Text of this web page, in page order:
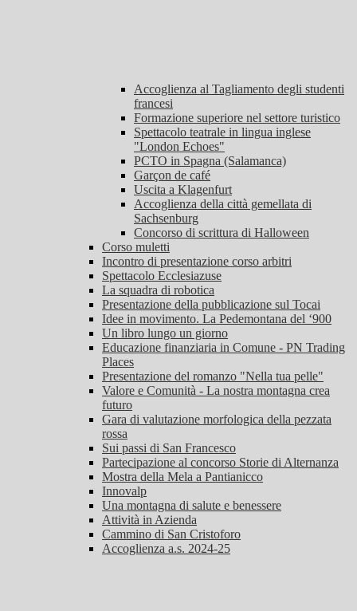
Accoglienza al Tagliamento degli studenti
francesi
Formazione superiore nel settore turistico
Spettacolo teatrale in lingua inglese
"London Echoes"
PCTO in Spagna (Salamanca)
Garçon de café
Uscita a Klagenfurt
Accoglienza della città gemellata di
Sachsenburg
Concorso di scrittura di Halloween
Corso muletti
Incontro di presentazione corso arbitri
Spettacolo Ecclesiazuse
La squadra di robotica
Presentazione della pubblicazione sul Tocai
Idee in movimento. La Pedemontana del ‘900
Un libro lungo un giorno
Educazione finanziaria in Comune - PN Trading
Places
Presentazione del romanzo "Nella tua pelle"
Valore e Comunità - La nostra montagna crea
futuro
Gara di valutazione morfologica della pezzata
rossa
Sui passi di San Francesco
Partecipazione al concorso Storie di Alternanza
Mostra della Mela a Pantianicco
Innovalp
Una montagna di salute e benessere
Attività in Azienda
Cammino di San Cristoforo
Accoglienza a.s. 2024-25